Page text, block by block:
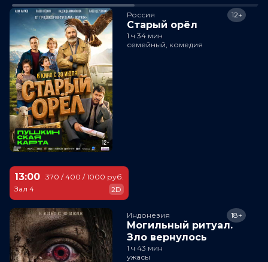
Россия
Старый орёл
12+
1 ч 34 мин
семейный, комедия
13:00
Зал 4
370 / 400 / 1000 руб.
2D
Индонезия
Могильный ритуал.
Зло вернулось
18+
1 ч 43 мин
ужасы